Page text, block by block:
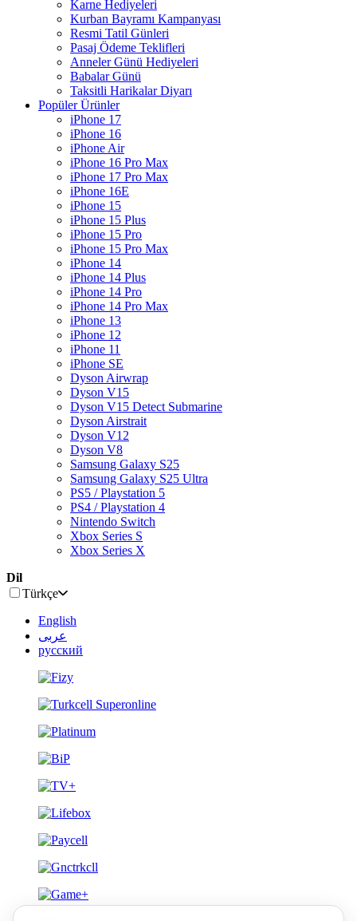
Karne Hediyeleri
Kurban Bayramı Kampanyası
Resmi Tatil Günleri
Pasaj Ödeme Teklifleri
Anneler Günü Hediyeleri
Babalar Günü
Taksitli Harikalar Diyarı
Popüler Ürünler
iPhone 17
iPhone 16
iPhone Air
iPhone 16 Pro Max
iPhone 17 Pro Max
iPhone 16E
iPhone 15
iPhone 15 Plus
iPhone 15 Pro
iPhone 15 Pro Max
iPhone 14
iPhone 14 Plus
iPhone 14 Pro
iPhone 14 Pro Max
iPhone 13
iPhone 12
iPhone 11
iPhone SE
Dyson Airwrap
Dyson V15
Dyson V15 Detect Submarine
Dyson Airstrait
Dyson V12
Dyson V8
Samsung Galaxy S25
Samsung Galaxy S25 Ultra
PS5 / Playstation 5
PS4 / Playstation 4
Nintendo Switch
Xbox Series S
Xbox Series X
Dil
Türkçe
English
عربى
русский